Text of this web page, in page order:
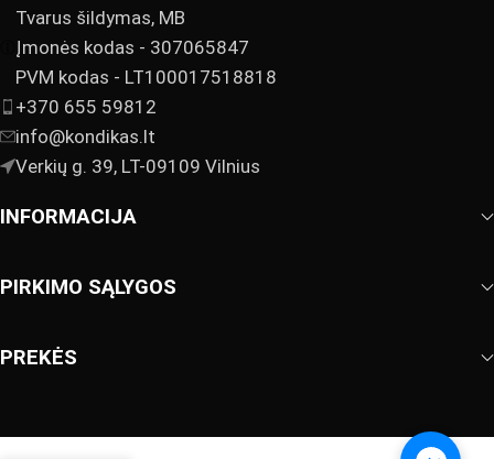
Tvarus šildymas, MB
Įmonės kodas - 307065847
PVM kodas - LT100017518818
+370 655 59812
info@kondikas.lt
Verkių g. 39, LT-09109 Vilnius
INFORMACIJA
PIRKIMO SĄLYGOS
PREKĖS